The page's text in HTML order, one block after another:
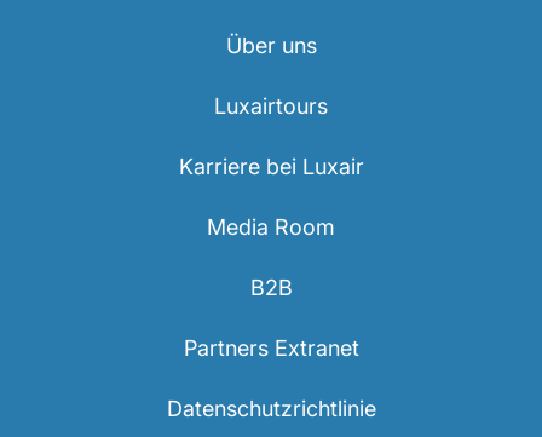
Über uns
Luxairtours
Karriere bei Luxair
Media Room
B2B
Partners Extranet
Datenschutzrichtlinie